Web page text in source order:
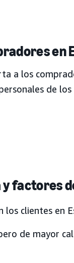
en
a los
de
factores
los clientes en
de mayor